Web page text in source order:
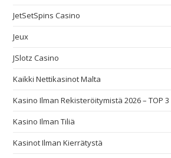
JetSetSpins Casino
Jeux
JSlotz Casino
Kaikki Nettikasinot Malta
Kasino Ilman Rekisteröitymistä 2026 – TOP
Kasino Ilman Tiliä
Kasinot Ilman Kierrätystä